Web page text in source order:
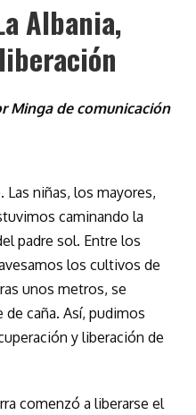
Albania,
Minga de comunicación
Las niñas, los mayores,
caminando la
padre sol. Entre los
los cultivos de
unos metros, se
caña. Así, pudimos
y liberación de
comenzó a liberarse el